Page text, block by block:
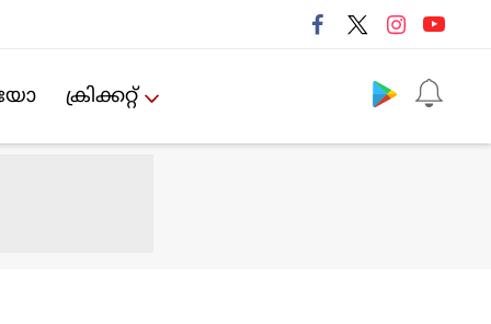
ക്രിക്കറ്റ്‌